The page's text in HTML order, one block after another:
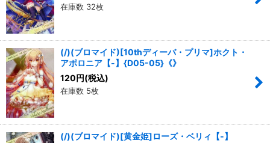
在庫数 32枚
(/)(ブロマイド)[10thディーバ・プリマ]ホクト・
アポロニア【-】{D05-05}《》
120 円(税込)
在庫数 5枚
(/)(ブロマイド)[黄金姫]ローズ・ベリィ【-】